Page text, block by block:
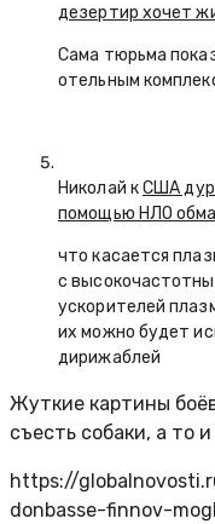
дезертир хочет
Сама тюрьма
отельным
Николай кСША
помощью НЛО
что касается
с
ускорителей
их можно будет
дирижаблей
Жуткие картины
съесть собаки, а то
https://
donbasse-finnov-